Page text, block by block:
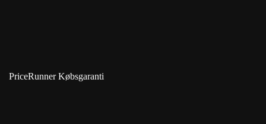
PriceRunner Købsgaranti